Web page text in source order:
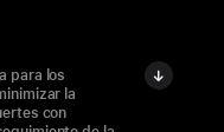
para los
la
con